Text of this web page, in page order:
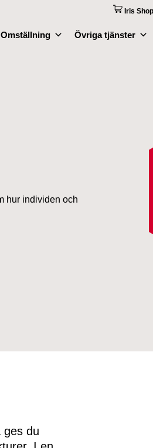
Iris Shop
Omställning Övriga tjänster
hur individen och
ges du